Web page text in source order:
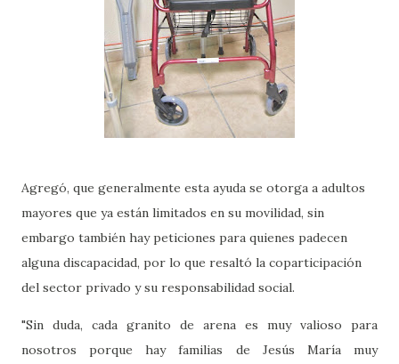
Agregó, que generalmente esta ayuda se otorga a adultos
mayores que ya están limitados en su movilidad, sin
embargo también hay peticiones para quienes padecen
alguna discapacidad, por lo que resaltó la coparticipación
del sector privado y su responsabilidad social.
"Sin duda, cada granito de arena es muy valioso para
nosotros porque hay familias de Jesús María muy